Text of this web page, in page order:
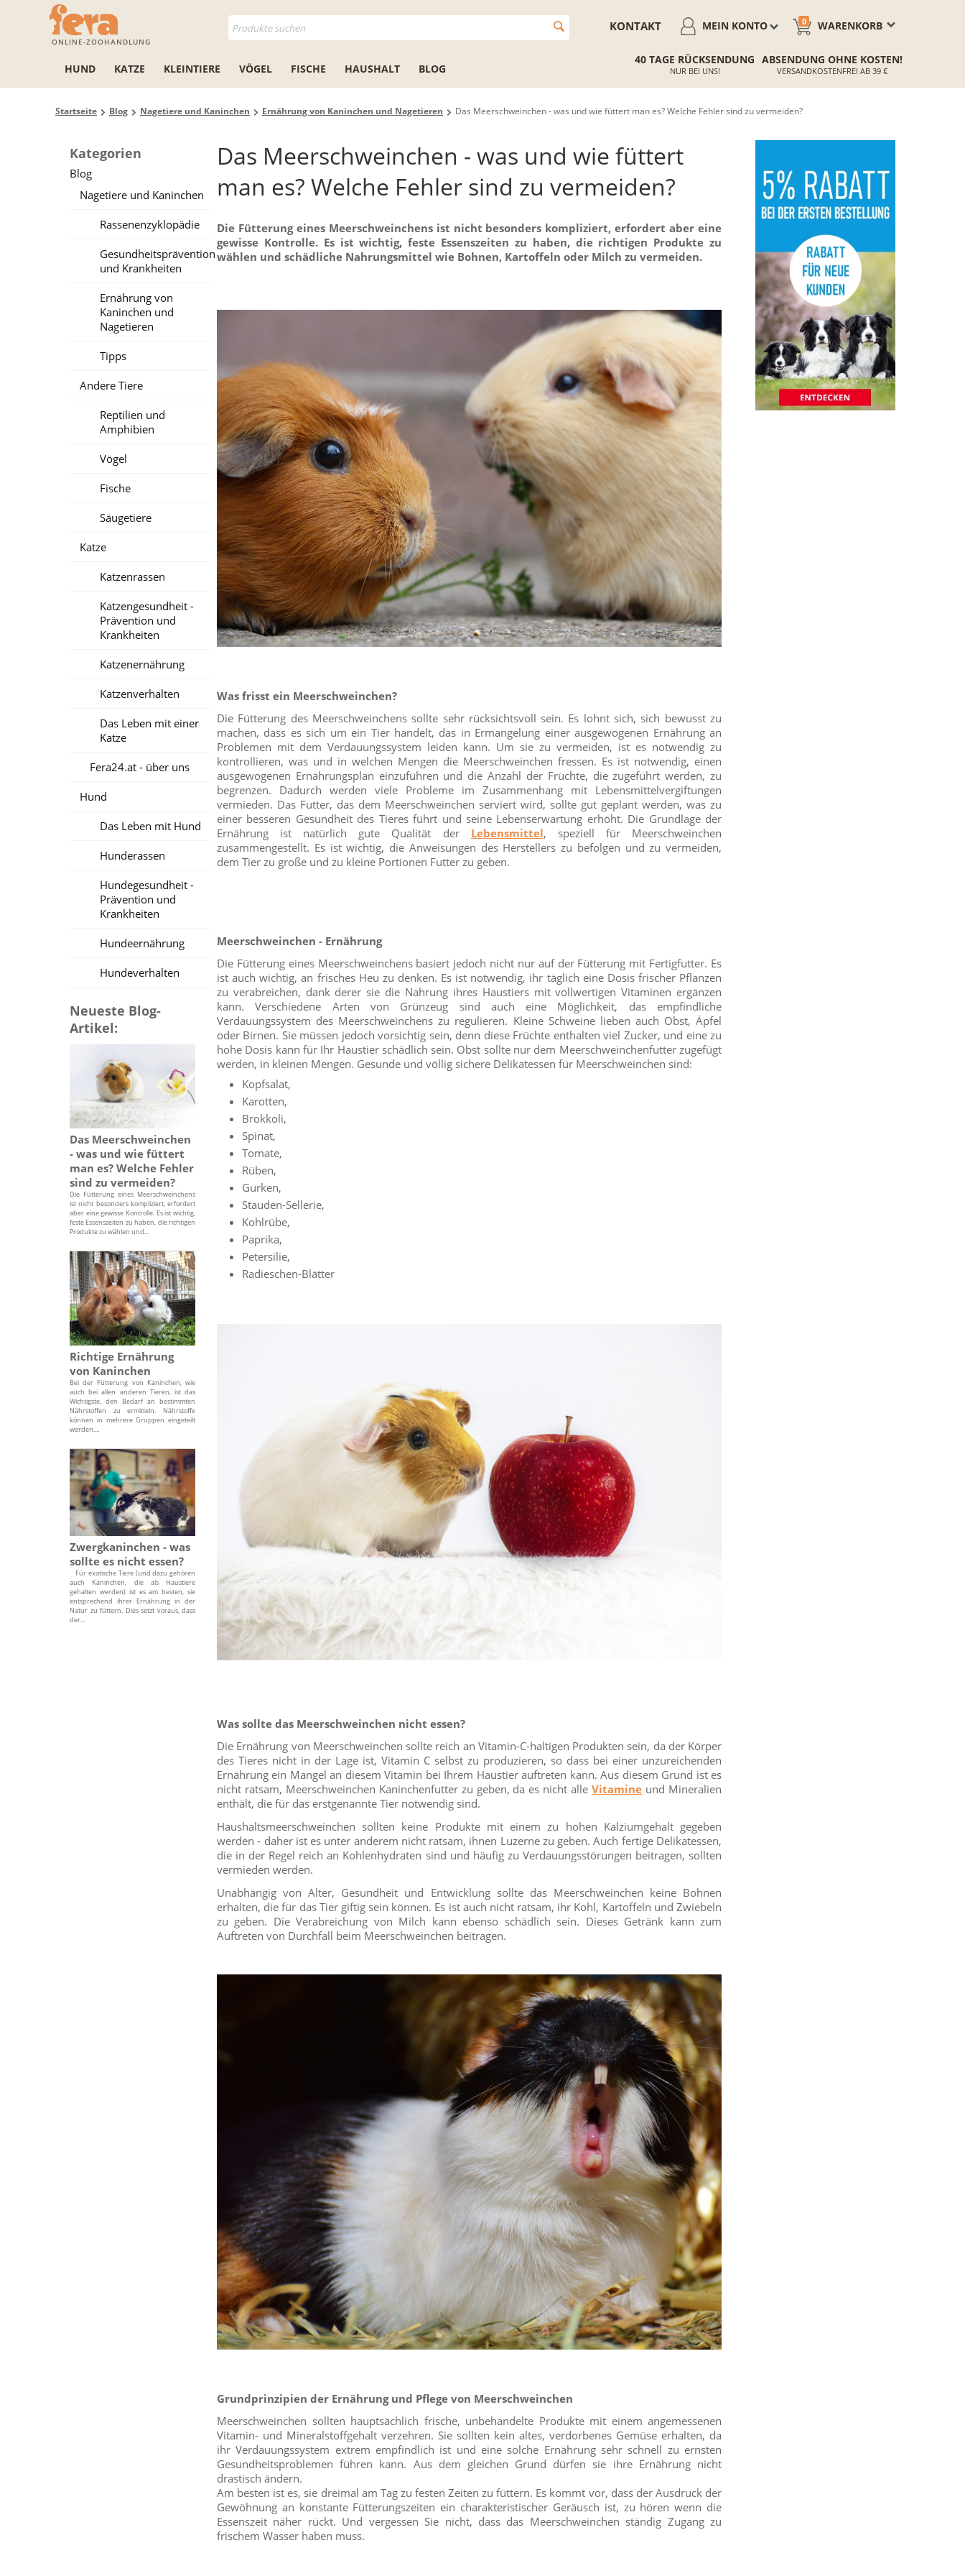
ONLINE-ZOOHANDLUNG
WARENKORB
0
MEIN KONTO
KONTAKT
HUND KATZE KLEINTIERE VÖGEL FISCHE HAUSHALT BLOG
40 TAGE RÜCKSENDUNG
NUR BEI UNS!
ABSENDUNG OHNE KOSTEN!
VERSANDKOSTENFREI AB 39 €
Startseite Blog Nagetiere und Kaninchen Ernährung von Kaninchen und Nagetieren Das Meerschweinchen - was und wie füttert man es? Welche Fehler sind zu vermeiden?
Kategorien
Blog
Nagetiere und Kaninchen
Rassenenzyklopädie
Gesundheitsprävention
und Krankheiten
Ernährung von
Kaninchen und
Nagetieren
Tipps
Andere Tiere
Reptilien und
Amphibien
Vögel
Fische
Säugetiere
Katze
Katzenrassen
Katzengesundheit -
Prävention und
Krankheiten
Katzenernährung
Katzenverhalten
Das Leben mit einer
Katze
Fera24.at - über uns
Hund
Das Leben mit Hund
Hunderassen
Hundegesundheit -
Prävention und
Krankheiten
Hundeernährung
Hundeverhalten
Neueste Blog-
Artikel:
Das Meerschweinchen
- was und wie füttert
man es? Welche Fehler
sind zu vermeiden?
Die Fütterung eines Meerschweinchens
ist nicht besonders kompliziert, erfordert
aber eine gewisse Kontrolle. Es ist wichtig,
feste Essenszeiten zu haben, die richtigen
Produkte zu wählen und...
Richtige Ernährung
von Kaninchen
Bei der Fütterung von Kaninchen, wie
auch bei allen anderen Tieren, ist das
Wichtigste, den Bedarf an bestimmten
Nährstoffen zu ermitteln. Nährstoffe
können in mehrere Gruppen eingeteilt
werden....
Zwergkaninchen - was
sollte es nicht essen?
Für exotische Tiere (und dazu gehören
auch Kaninchen, die als Haustiere
gehalten werden) ist es am besten, sie
entsprechend ihrer Ernährung in der
Natur zu füttern. Dies setzt voraus, dass
der...
Das Meerschweinchen - was und wie füttert
man es? Welche Fehler sind zu vermeiden?
Die Fütterung eines Meerschweinchens ist nicht besonders kompliziert, erfordert aber eine
gewisse Kontrolle. Es ist wichtig, feste Essenszeiten zu haben, die richtigen Produkte zu
wählen und schädliche Nahrungsmittel wie Bohnen, Kartoffeln oder Milch zu vermeiden.
Was frisst ein Meerschweinchen?
Die Fütterung des Meerschweinchens sollte sehr rücksichtsvoll sein. Es lohnt sich, sich bewusst zu
machen, dass es sich um ein Tier handelt, das in Ermangelung einer ausgewogenen Ernährung an
Problemen mit dem Verdauungssystem leiden kann. Um sie zu vermeiden, ist es notwendig zu
kontrollieren, was und in welchen Mengen die Meerschweinchen fressen. Es ist notwendig, einen
ausgewogenen Ernährungsplan einzuführen und die Anzahl der Früchte, die zugeführt werden, zu
begrenzen. Dadurch werden viele Probleme im Zusammenhang mit Lebensmittelvergiftungen
vermieden. Das Futter, das dem Meerschweinchen serviert wird, sollte gut geplant werden, was zu
einer besseren Gesundheit des Tieres führt und seine Lebenserwartung erhöht. Die Grundlage der
Ernährung ist natürlich gute Qualität der Lebensmittel, speziell für Meerschweinchen
zusammengestellt. Es ist wichtig, die Anweisungen des Herstellers zu befolgen und zu vermeiden,
dem Tier zu große und zu kleine Portionen Futter zu geben.
Meerschweinchen - Ernährung
Die Fütterung eines Meerschweinchens basiert jedoch nicht nur auf der Fütterung mit Fertigfutter. Es
ist auch wichtig, an frisches Heu zu denken. Es ist notwendig, ihr täglich eine Dosis frischer Pflanzen
zu verabreichen, dank derer sie die Nahrung ihres Haustiers mit vollwertigen Vitaminen ergänzen
kann. Verschiedene Arten von Grünzeug sind auch eine Möglichkeit, das empfindliche
Verdauungssystem des Meerschweinchens zu regulieren. Kleine Schweine lieben auch Obst, Äpfel
oder Birnen. Sie müssen jedoch vorsichtig sein, denn diese Früchte enthalten viel Zucker, und eine zu
hohe Dosis kann für Ihr Haustier schädlich sein. Obst sollte nur dem Meerschweinchenfutter zugefügt
werden, in kleinen Mengen. Gesunde und völlig sichere Delikatessen für Meerschweinchen sind:
Kopfsalat,
Karotten,
Brokkoli,
Spinat,
Tomate,
Rüben,
Gurken,
Stauden-Sellerie,
Kohlrübe,
Paprika,
Petersilie,
Radieschen-Blätter
Was sollte das Meerschweinchen nicht essen?
Die Ernährung von Meerschweinchen sollte reich an Vitamin-C-haltigen Produkten sein, da der Körper
des Tieres nicht in der Lage ist, Vitamin C selbst zu produzieren, so dass bei einer unzureichenden
Ernährung ein Mangel an diesem Vitamin bei Ihrem Haustier auftreten kann. Aus diesem Grund ist es
nicht ratsam, Meerschweinchen Kaninchenfutter zu geben, da es nicht alleVitamine und Mineralien
enthält, die für das erstgenannte Tier notwendig sind.
Haushaltsmeerschweinchen sollten keine Produkte mit einem zu hohen Kalziumgehalt gegeben
werden - daher ist es unter anderem nicht ratsam, ihnen Luzerne zu geben. Auch fertige Delikatessen,
die in der Regel reich an Kohlenhydraten sind und häufig zu Verdauungsstörungen beitragen, sollten
vermieden werden.
Unabhängig von Alter, Gesundheit und Entwicklung sollte das Meerschweinchen keine Bohnen
erhalten, die für das Tier giftig sein können. Es ist auch nicht ratsam, ihr Kohl, Kartoffeln und Zwiebeln
zu geben. Die Verabreichung von Milch kann ebenso schädlich sein. Dieses Getränk kann zum
Auftreten von Durchfall beim Meerschweinchen beitragen.
Grundprinzipien der Ernährung und Pflege von Meerschweinchen
Meerschweinchen sollten hauptsächlich frische, unbehandelte Produkte mit einem angemessenen
Vitamin- und Mineralstoffgehalt verzehren. Sie sollten kein altes, verdorbenes Gemüse erhalten, da
ihr Verdauungssystem extrem empfindlich ist und eine solche Ernährung sehr schnell zu ernsten
Gesundheitsproblemen führen kann. Aus dem gleichen Grund dürfen sie ihre Ernährung nicht
drastisch ändern.
Am besten ist es, sie dreimal am Tag zu festen Zeiten zu füttern. Es kommt vor, dass der Ausdruck der
Gewöhnung an konstante Fütterungszeiten ein charakteristischer Geräusch ist, zu hören wenn die
Essenszeit näher rückt. Und vergessen Sie nicht, dass das Meerschweinchen ständig Zugang zu
frischem Wasser haben muss.